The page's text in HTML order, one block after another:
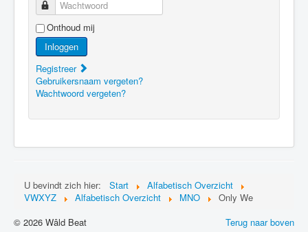
Wachtwoord
Onthoud mij
Inloggen
Registreer
Gebruikersnaam vergeten?
Wachtwoord vergeten?
U bevindt zich hier: Start
Alfabetisch Overzicht
VWXYZ
Alfabetisch Overzicht MNO
Only We
Terug naar boven
© 2026 Wâld Beat